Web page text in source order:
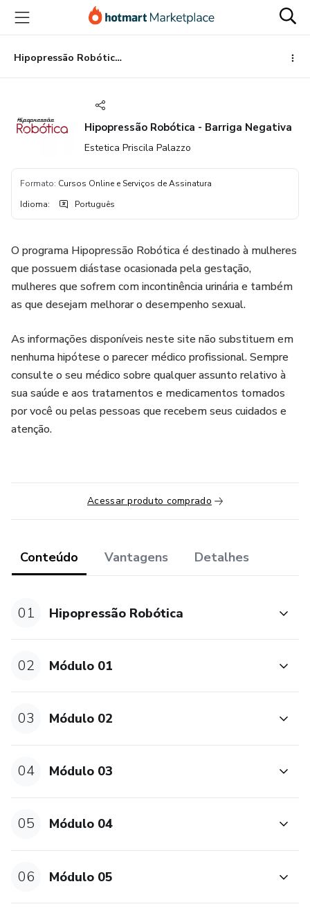
para
conteúdo
principal
para
pagamento
para
rodapé
Hipopressão Robótica - Barriga Negativa
Hipopressão Robótica - Barriga Negativa
Estetica Priscila Palazzo
Formato: Cursos Online e Serviços de Assinatura
Idioma: Português
O programa Hipopressão Robótica é destinado à mulheres
que possuem diástase ocasionada pela gestação,
mulheres que sofrem com incontinência urinária e também
as que desejam melhorar o desempenho sexual.
As informações disponíveis neste site não substituem em
nenhuma hipótese o parecer médico profissional. Sempre
consulte o seu médico sobre qualquer assunto relativo à
sua saúde e aos tratamentos e medicamentos tomados
por você ou pelas pessoas que recebem seus cuidados e
atenção.
Acessar produto comprado
Conteúdo Vantagens Detalhes
01 Hipopressão Robótica
02 Módulo 01
03 Módulo 02
04 Módulo 03
05 Módulo 04
06 Módulo 05